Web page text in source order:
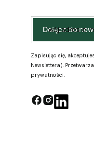
Twój adres e-
Dołącz do
Zapisując się,
Newslettera).
prywatności.